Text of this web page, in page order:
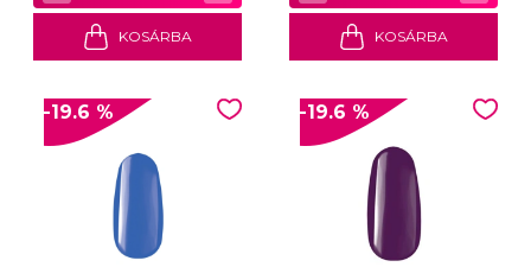
KOSÁRBA KOSÁRBA
-19.6 % -19.6 %